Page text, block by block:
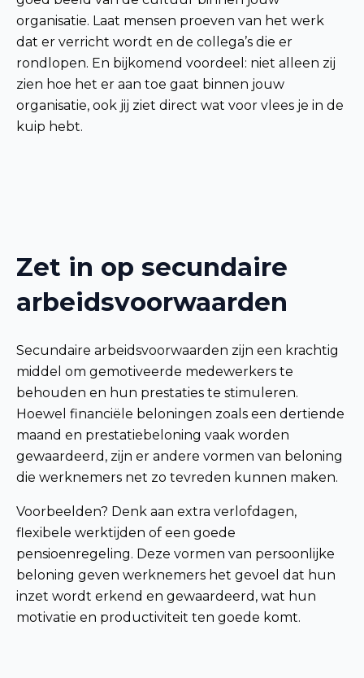
organisatie. Laat mensen proeven van het werk
dat er verricht wordt en de collega’s die er
rondlopen. En bijkomend voordeel: niet alleen zij
zien hoe het er aan toe gaat binnen jouw
organisatie, ook jij ziet direct wat voor vlees je in de
kuip hebt.
Zet in op secundaire
arbeidsvoorwaarden
Secundaire arbeidsvoorwaarden zijn een krachtig
middel om gemotiveerde medewerkers te
behouden en hun prestaties te stimuleren.
Hoewel financiële beloningen zoals een dertiende
maand en prestatiebeloning vaak worden
gewaardeerd, zijn er andere vormen van beloning
die werknemers net zo tevreden kunnen maken.
Voorbeelden? Denk aan extra verlofdagen,
flexibele werktijden of een goede
pensioenregeling. Deze vormen van persoonlijke
beloning geven werknemers het gevoel dat hun
inzet wordt erkend en gewaardeerd, wat hun
motivatie en productiviteit ten goede komt.